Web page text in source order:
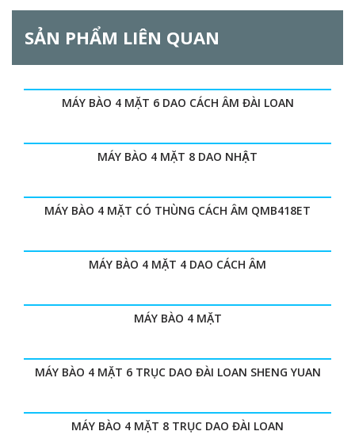
SẢN PHẨM LIÊN QUAN
MÁY BÀO 4 MẶT 6 DAO CÁCH ÂM ĐÀI LOAN
MÁY BÀO 4 MẶT 8 DAO NHẬT
MÁY BÀO 4 MẶT CÓ THÙNG CÁCH ÂM QMB418ET
MÁY BÀO 4 MẶT 4 DAO CÁCH ÂM
MÁY BÀO 4 MẶT
MÁY BÀO 4 MẶT 6 TRỤC DAO ĐÀI LOAN SHENG YUAN
MÁY BÀO 4 MẶT 8 TRỤC DAO ĐÀI LOAN